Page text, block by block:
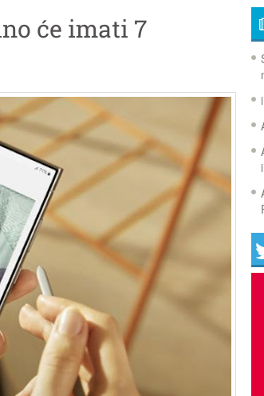
će imati 7